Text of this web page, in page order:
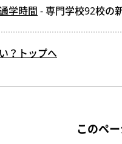
学時間 - 専門学校92校の
？トップへ
このペ